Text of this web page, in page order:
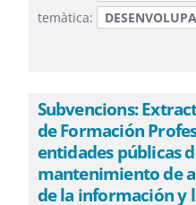
temàtica:
Subvencions:
de Formación
entidades públicas
mantenimiento de
de la información y